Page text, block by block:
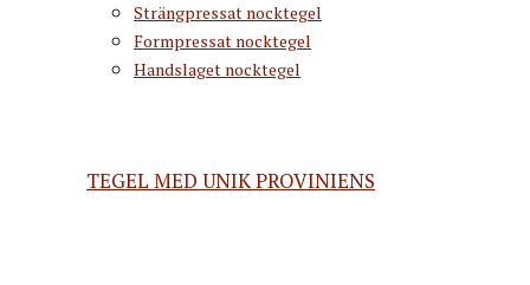
Strängpressat nocktegel
Formpressat nocktegel
Handslaget nocktegel
TEGEL MED UNIK PROVINIENS